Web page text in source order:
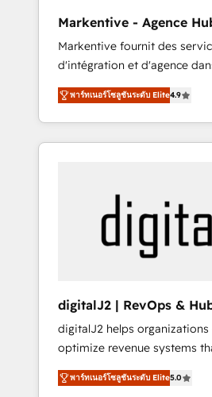
know what you don't know'
recommendations to
OTF is an Elite Partner (top
Partners) and was named
Partner of the Year 💥 Trusted by 2,500+
companies to help them
more business, by using
www.onthefuze.com/hubspot-
us to learn more!
Markentive - Agence
EN
Markentive fournit des
d'intégration et d'agence
et North America. Avec plus
marketing automation,
et webdesign. Markentive is both a
consulting firm, a digital
webdesign (We focus on
customers).
พาร์ทเนอร์โซลูชันระดับ Elite4.9
digitalJ2 | RevOps &
Implementations
digitalJ2 helps organizations
optimize revenue systems
scalable, predictable growth. As a triple-
accredited HubSpot
พาร์ทเนอร์โซลูชันระดับ Elite5.0